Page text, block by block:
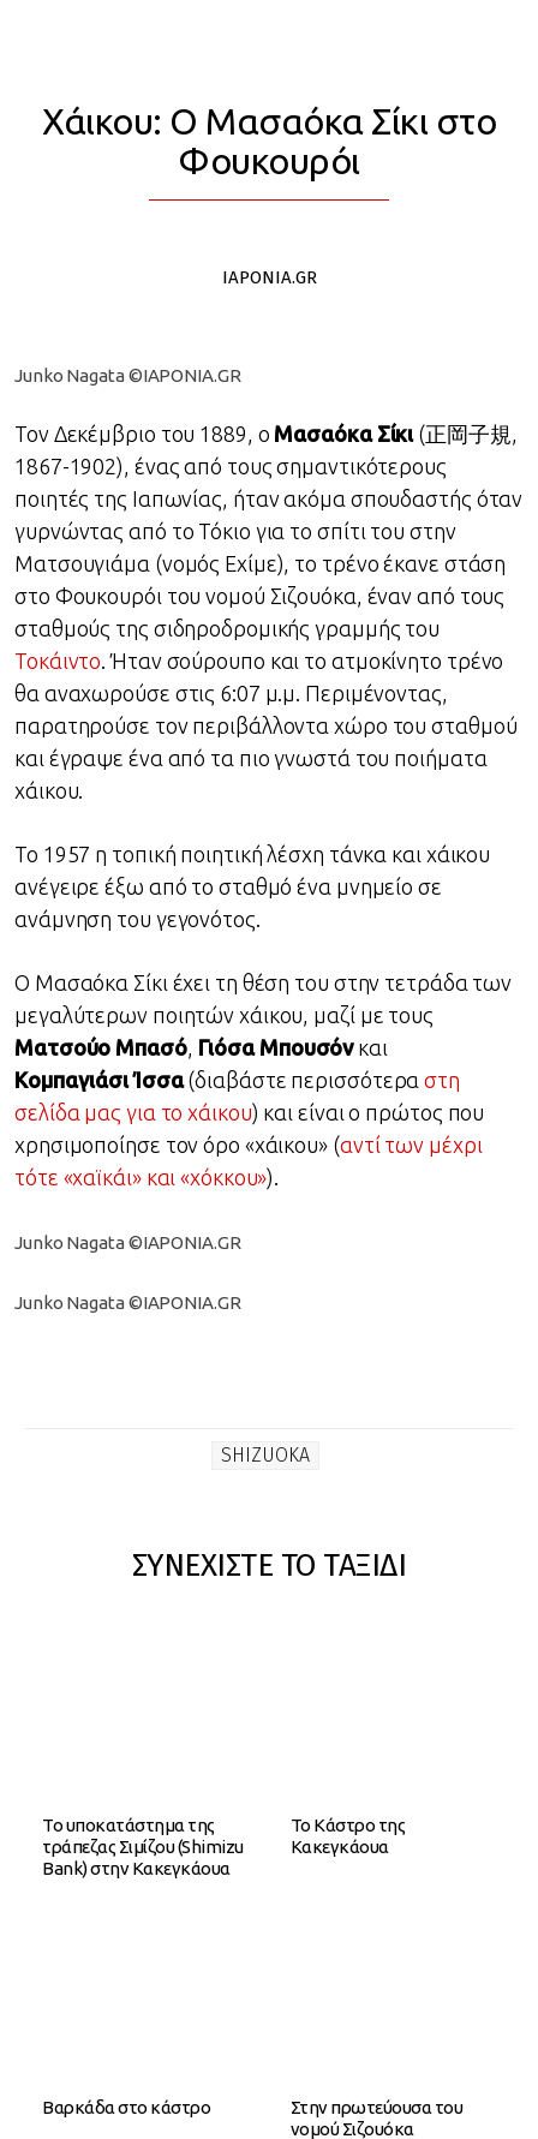
Χάικου: Ο Μασαόκα Σίκι στο
Φουκουρόι
IAPONIA.GR
Junko Nagata ©IAPONIA.GR
Τον Δεκέμβριο του 1889, ο Μασαόκα Σίκι(正岡子規,
1867-1902), ένας από τους σημαντικότερους
ποιητές της Ιαπωνίας, ήταν ακόμα σπουδαστής όταν
γυρνώντας από το Τόκιο για το σπίτι του στην
Ματσουγιάμα (νομός Εχίμε), το τρένο έκανε στάση
στο Φουκουρόι του νομού Σιζουόκα, έναν από τους
σταθμούς της σιδηροδρομικής γραμμής του
Τοκάιντο. Ήταν σούρουπο και το ατμοκίνητο τρένο
θα αναχωρούσε στις 6:07 μ.μ. Περιμένοντας,
παρατηρούσε τον περιβάλλοντα χώρο του σταθμού
και έγραψε ένα από τα πιο γνωστά του ποιήματα
χάικου.
Το 1957 η τοπική ποιητική λέσχη τάνκα και χάικου
ανέγειρε έξω από το σταθμό ένα μνημείο σε
ανάμνηση του γεγονότος.
Ο Μασαόκα Σίκι έχει τη θέση του στην τετράδα των
μεγαλύτερων ποιητών χάικου, μαζί με τους
Ματσούο Μπασό, Γιόσα Μπουσόνκαι
ΚομπαγιάσιΊσσα(διαβάστε περισσότεραστη
σελίδα μας για το χάικου) και είναι ο πρώτος που
χρησιμοποίησε τον όρο «χάικου» (αντί των μέχρι
τότε «χαϊκάι» και «χόκκου»).
Junko Nagata ©IAPONIA.GR
Junko Nagata ©IAPONIA.GR
SHIZUOKA
ΣΥΝΕΧΙΣΤΕ ΤΟ ΤΑΞΙΔΙ
Το υποκατάστημα της
τράπεζας Σιμίζου (Shimizu
Bank) στην Κακεγκάουα
Το Κάστρο της
Κακεγκάουα
Βαρκάδα στο κάστρο
Στην πρωτεύουσα του
νομού Σιζουόκα